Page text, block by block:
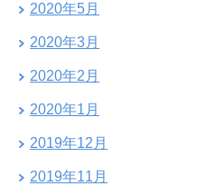
2020年5月
2020年3月
2020年2月
2020年1月
2019年12月
2019年11月